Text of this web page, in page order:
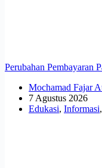
Perubahan Pembayaran
Mochamad Fajar
7 Agustus 2026
Edukasi, Informasi,